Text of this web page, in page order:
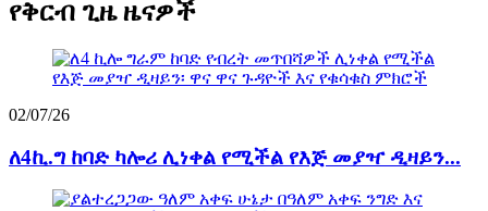
የቅርብ ጊዜ ዜናዎች
02/07/26
ለ4ኪ.ግ ከባድ ካሎሪ ሊነቀል የሚችል የእጅ መያዣ ዲዛይን...